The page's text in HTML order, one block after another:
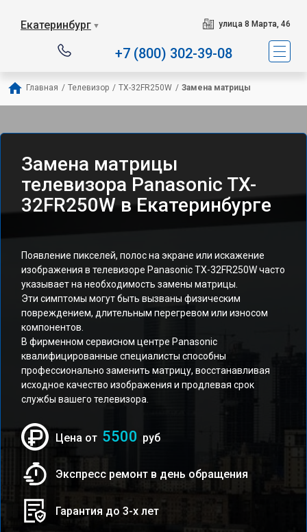
Екатеринбург ▼ улица 8 Марта, 46
+7 (800) 302-39-08
Главная / Телевизор / TX-32FR250W / Замена матрицы
Замена матрицы
телевизора Panasonic TX-
32FR250W в Екатеринбурге
Появление пикселей, полос на экране или искажение
изображения в телевизоре Panasonic TX-32FR250W часто
указывает на необходимость замены матрицы.
Эти симптомы могут быть вызваны физическим
повреждением, длительным перегревом или износом
компонентов.
В фирменном сервисном центре Panasonic
квалифицированные специалисты способны
профессионально заменить матрицу, восстанавливая
исходное качество изображения и продлевая срок
службы вашего телевизора.
Цена от 5500 руб
Экспресс ремонт в день обращения
Гарантия до 3-х лет